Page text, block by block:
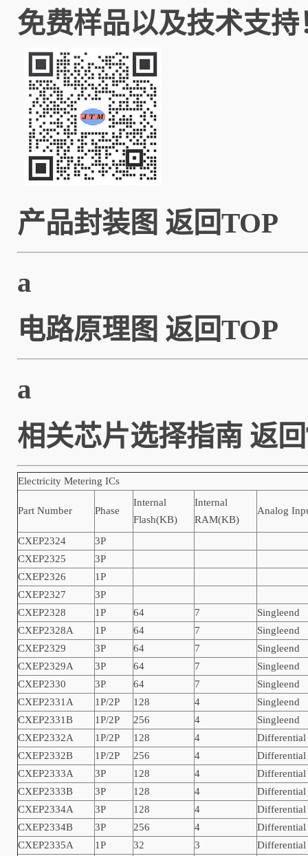
免费样品以及技术支持
产品封装图 返回TOP
a
电路原理图 返回TOP
a
相关芯片选择指南 返
Electricity Metering ICs
Part Number Phase
Internal
Flash(KB)
Internal
RAM(KB)
Analog
CXEP2324
3P
CXEP2325
3P
CXEP2326
1P
CXEP2327
3P
CXEP2328
1P 64 7
Singleend
CXEP2328A
1P 64 7
Singleend
CXEP2329
3P 64 7
Singleend
CXEP2329A
3P 64 7
Singleend
CXEP2330
3P 64 7
Singleend
CXEP2331A
1P/2P 128 4
Singleend
CXEP2331B
1P/2P 256 4
Singleend
CXEP2332A
1P/2P 128 4
Differential
CXEP2332B
1P/2P 256 4
Differential
CXEP2333A
3P 128 4
Differential
CXEP2333B
3P 128 4
Differential
CXEP2334A
3P 128 4
Differential
CXEP2334B
3P 256 4
Differential
CXEP2335A
1P 32 3
Differential